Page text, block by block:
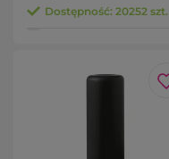
Dostępność: 20252 szt.